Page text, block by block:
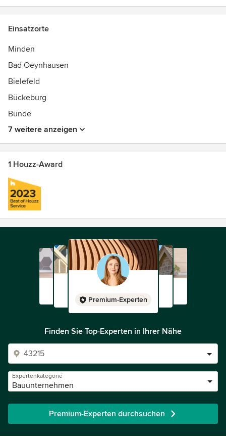
Einsatzorte
Minden
Bad Oeynhausen
Bielefeld
Bückeburg
Bünde
7 weitere anzeigen
1 Houzz-Award
Premium-Experten
Finden Sie Top-Experten in Ihrer Nähe
Expertenkategorie
Bauunternehmen
Premium-Experten durchsuchen